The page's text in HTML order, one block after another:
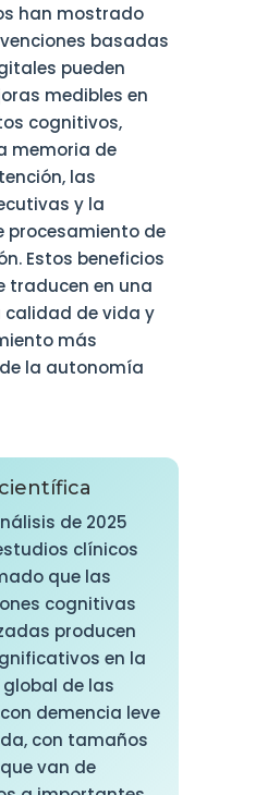
han mostrado
basadas
pueden
medibles en
cognitivos,
memoria de
las
y la
procesamiento de
Estos beneficios
traducen en una
calidad de vida y
más
la autonomía
de 2025
clínicos
que las
cognitivas
producen
en la
de las
demencia leve
con tamaños
van de